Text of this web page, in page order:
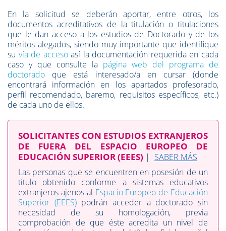
En la solicitud se deberán aportar, entre otros, los
documentos acreditativos de la titulación o titulaciones
que le dan acceso a los estudios de Doctorado y de los
méritos alegados, siendo muy importante que identifique
su vía de accesoasí la documentación requerida en cada
caso y que consulte la página web del programa de
doctorado que está interesado/a en cursar (donde
encontrará información en los apartados profesorado,
perfil recomendado, baremo, requisitos específicos, etc.)
de cada uno de ellos.
SOLICITANTES CON ESTUDIOS EXTRANJEROS
DE FUERA DEL ESPACIO EUROPEO DE
EDUCACIÓN SUPERIOR (EEES) |
SABER MÁS
Las personas que se encuentren en posesión de un
título obtenido conforme a sistemas educativos
extranjeros ajenos al Espacio Europeo de Educación
Superior (EEES)podrán acceder a doctorado sin
necesidad de su homologación, previa
comprobación de que éste acredita un nivel de